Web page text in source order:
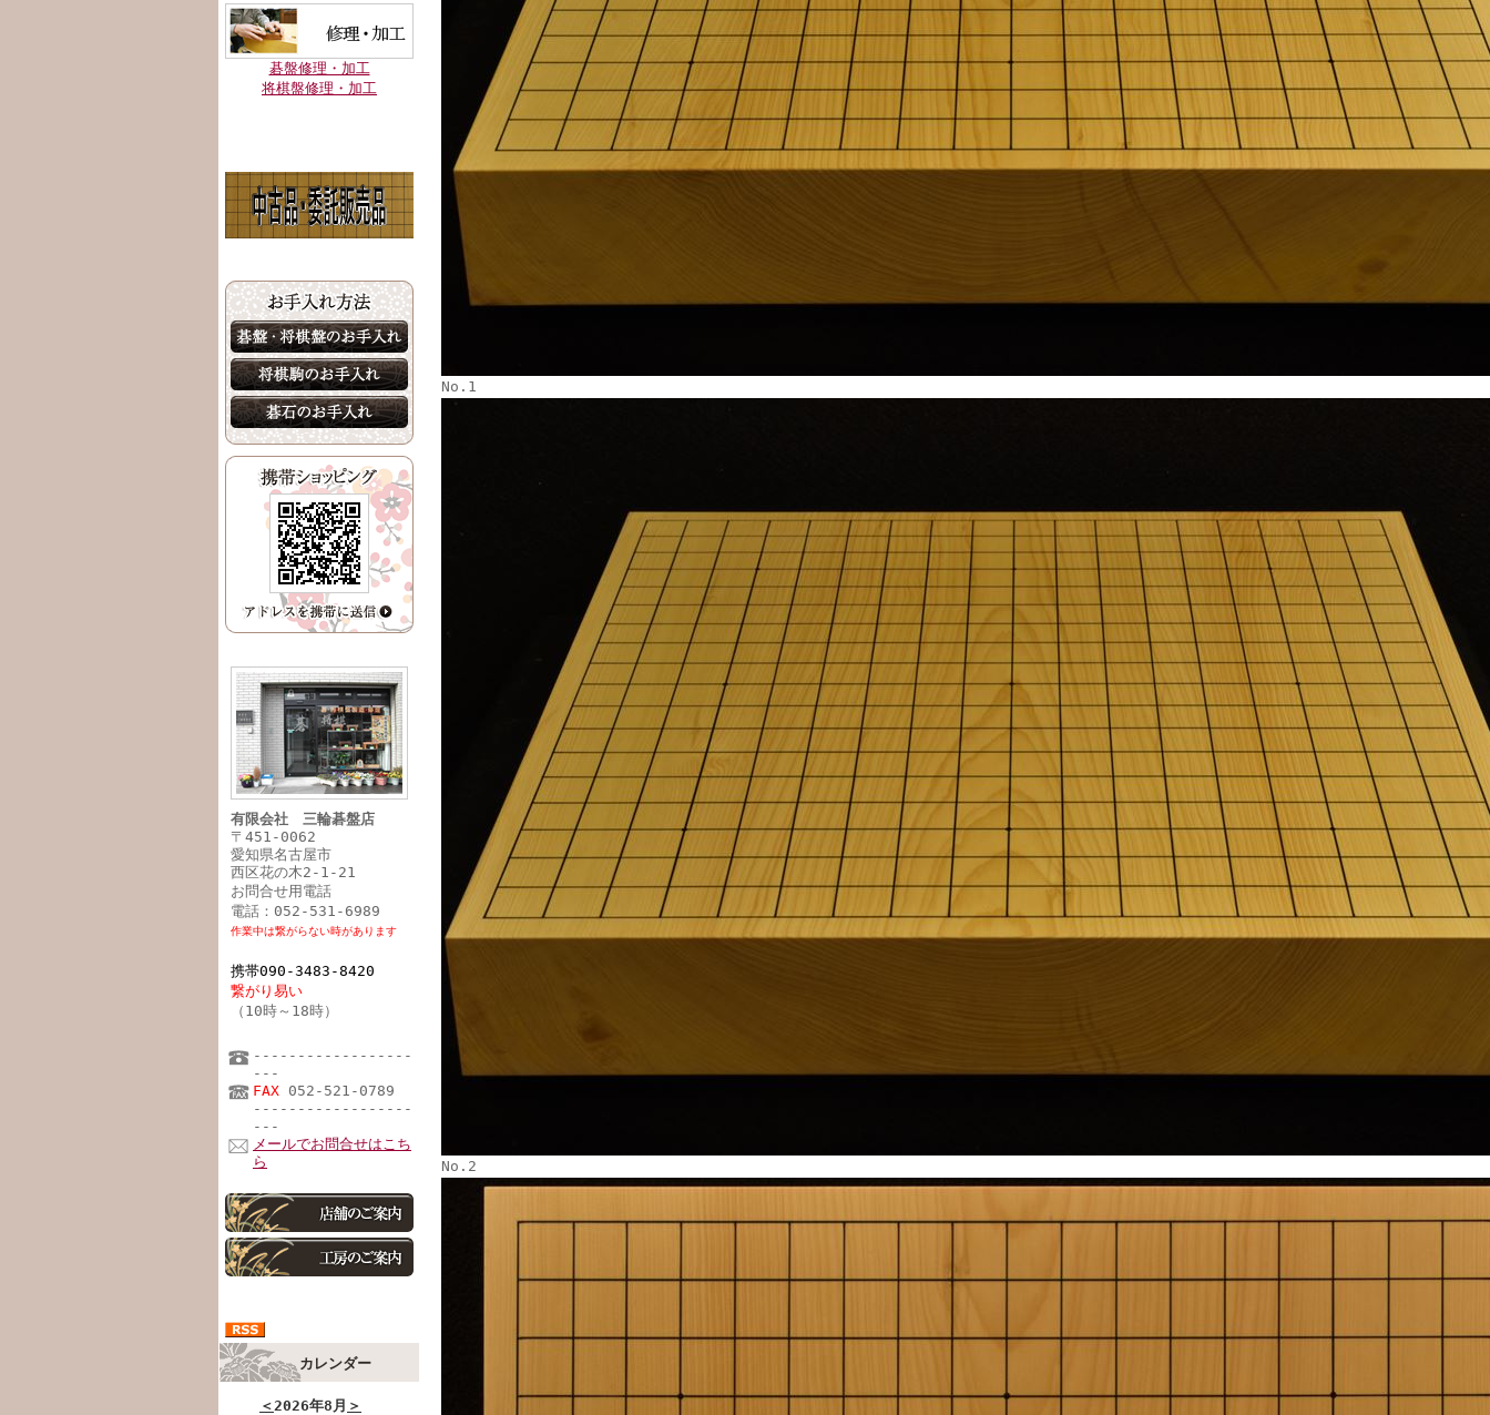
碁盤修理・加工
将棋盤修理・加工
有限会社 三輪碁盤店
〒451-0062
愛知県名古屋市
西区花の木2-1-21
お問合せ用電話
電話：052-531-6989
作業中は繋がらない時があります
携帯090-3483-8420
繋がり易い
（10時～18時）
------------------
---
FAX 052-521-0789
------------------
---
メールでお問合せはこち
ら
カレンダー
＜2026年8月 ＞
No.1
No.2